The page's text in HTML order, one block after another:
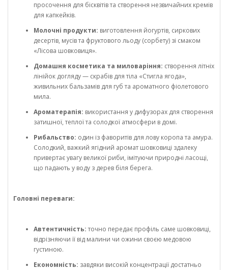
просочення для бісквітів та створення незвичайних кремів
для капкейків.
Молочні продукти: виготовлення йогуртів, сиркових
десертів, мусів та фруктового льоду (сорбету) зі смаком
«Лісова шовковиця».
Домашня косметика та миловаріння: створення літніх
лінійок догляду — скрабів для тіла «Стигла ягода»,
живильних бальзамів для губ та ароматного фіолетового
мила.
Ароматерапія: використання у дифузорах для створення
затишної, теплої та солодкої атмосфери в домі.
Рибальство: один із фаворитів для лову коропа та амура.
Солодкий, важкий ягідний аромат шовковиці здалеку
привертає увагу великої риби, імітуючи природні ласощі,
що падають у воду з дерев біля берега.
Головні переваги:
Автентичність:точно передає профіль саме шовковиці,
відрізняючи її від малини чи ожини своєю медовою
густиною.
Економність: завдяки високій концентрації достатньо